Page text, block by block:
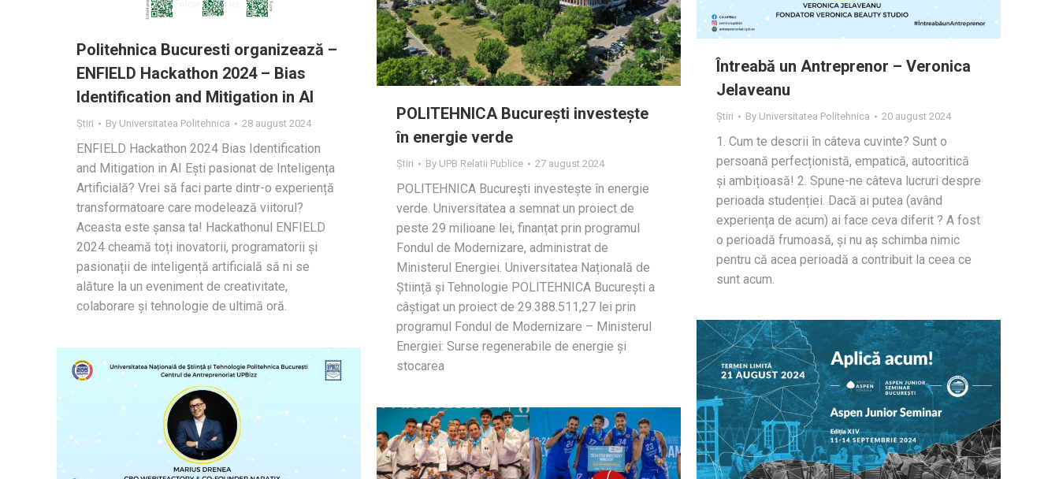
Politehnica Bucuresti organizează –
ENFIELD Hackathon 2024 – Bias
Identification and Mitigation in AI
Știri By Universitatea Politehnica 28 august 2024
ENFIELD Hackathon 2024 Bias Identification
and Mitigation in AI Ești pasionat de Inteligența
Artificială? Vrei să faci parte dintr-o experiență
transformatoare care modelează viitorul?
Aceasta este șansa ta! Hackathonul ENFIELD
2024 cheamă toți inovatorii, programatorii și
pasionații de inteligență artificială să ni se
alăture la un eveniment de creativitate,
colaborare și tehnologie de ultimă oră.
POLITEHNICA București investește
în energie verde
Știri By UPB Relatii Publice 27 august 2024
POLITEHNICA București investește în energie
verde. Universitatea a semnat un proiect de
peste 29 milioane lei, finanțat prin programul
Fondul de Modernizare, administrat de
Ministerul Energiei. Universitatea Națională de
Știință și Tehnologie POLITEHNICA București a
câștigat un proiect de 29.388.511,27 lei prin
programul Fondul de Modernizare – Ministerul
Energiei: Surse regenerabile de energie și
stocarea
Întreabă un Antreprenor – Veronica
Jelaveanu
Știri By Universitatea Politehnica 20 august 2024
1. Cum te descrii în câteva cuvinte? Sunt o
persoană perfecționistă, empatică, autocritică
și ambițioasă! 2. Spune-ne câteva lucruri despre
perioada studenției. Dacă ai putea (având
experiența de acum) ai face ceva diferit ? A fost
o perioadă frumoasă, și nu aș schimba nimic
pentru că acea perioadă a contribuit la ceea ce
sunt acum.